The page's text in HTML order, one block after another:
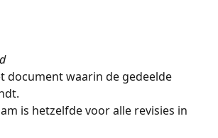
document waarin de gedeelde
is hetzelfde voor alle revisies in